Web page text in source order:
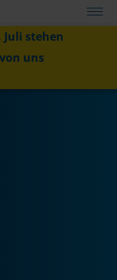
Juli stehen
uns